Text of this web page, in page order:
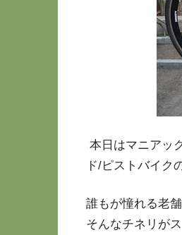
本日はマニアッ
ド/ピストバイク
誰もが憧れる老
そんなチネリが